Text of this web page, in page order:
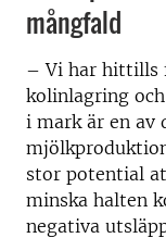
mångfald
– Vi har hittills
kolinlagring
i mark är en av
stor potential
minska halten
negativa